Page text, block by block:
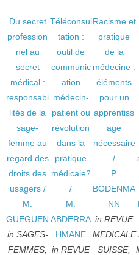
Du secret
profession
nel au
secret
médical :
responsabi
lités de la
sage-
femme au
regard des
droits des
usagers/
M.
GUEGUEN
in SAGES-
FEMMES,
Téléconsul
tation :
outil de
communic
ation
médecin-
patient ou
révolution
dans la
pratique
médicale?
/
M.
ABDERRA
HMANE
in REVUE
Racisme et
pratique
de la
médecine :
éléments
pour un
apprentiss
age
nécessaire
/
P.
BODENMA
NN
in REVUE
MEDICALE
SUISSE,